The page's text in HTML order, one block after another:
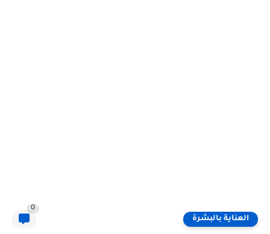
العناية بالبشرة
0